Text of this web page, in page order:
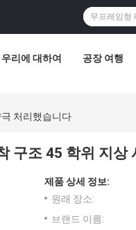
우리에 대하여 공장 여행
처리했습니다
구조 45 학위 지상
제품 상세 정보:
원래 장소:
브랜드 이름: